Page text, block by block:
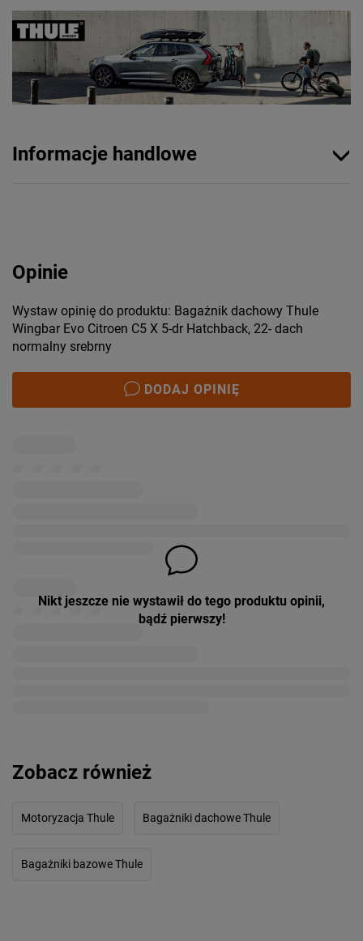
Informacje handlowe
Opinie
Wystaw opinię do produktu: Bagażnik dachowy Thule
Wingbar Evo Citroen C5 X 5-dr Hatchback, 22- dach
normalny srebrny
DODAJ OPINIĘ
Nikt jeszcze nie wystawił do tego produktu opinii,
bądź pierwszy!
Zobacz również
Motoryzacja Thule Bagażniki dachowe Thule
Bagażniki bazowe Thule